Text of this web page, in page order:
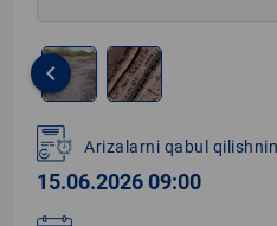
1
of
2
keyboard_arrow_left
Arizalarni qabul
15.06.2026 09:00